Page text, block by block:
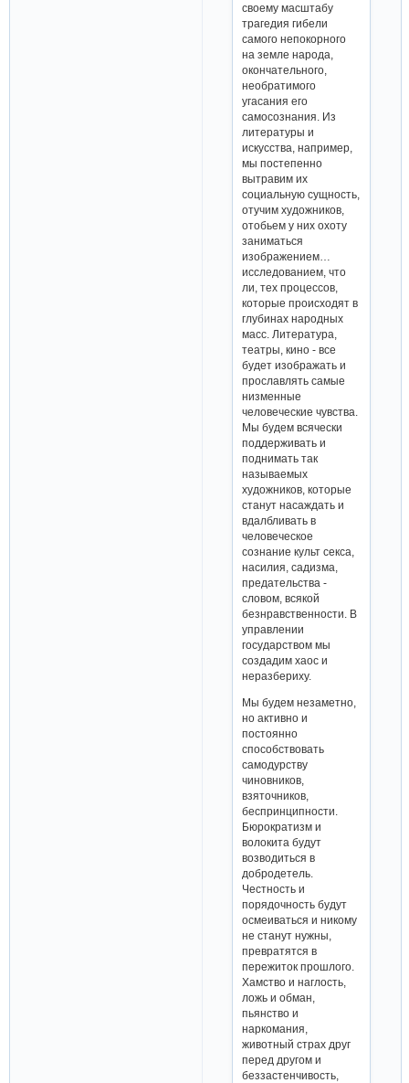
своему масштабу
трагедия гибели
самого непокорного
на земле народа,
окончательного,
необратимого
угасания его
самосознания. Из
литературы и
искусства, например,
мы постепенно
вытравим их
социальную сущность,
отучим художников,
отобьем у них охоту
заниматься
изображением…
исследованием, что
ли, тех процессов,
которые происходят в
глубинах народных
масс. Литература,
театры, кино - все
будет изображать и
прославлять самые
низменные
человеческие чувства.
Мы будем всячески
поддерживать и
поднимать так
называемых
художников, которые
станут насаждать и
вдалбливать в
человеческое
сознание культ секса,
насилия, садизма,
предательства -
словом, всякой
безнравственности. В
управлении
государством мы
создадим хаос и
неразбериху.
Мы будем незаметно,
но активно и
постоянно
способствовать
самодурству
чиновников,
взяточников,
беспринципности.
Бюрократизм и
волокита будут
возводиться в
добродетель.
Честность и
порядочность будут
осмеиваться и никому
не станут нужны,
превратятся в
пережиток прошлого.
Хамство и наглость,
ложь и обман,
пьянство и
наркомания,
животный страх друг
перед другом и
беззастенчивость,